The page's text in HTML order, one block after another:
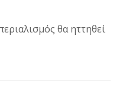
θα ηττηθεί